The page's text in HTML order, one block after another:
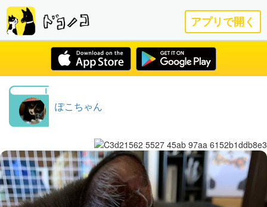
アプリで開く
ぽこちゃん